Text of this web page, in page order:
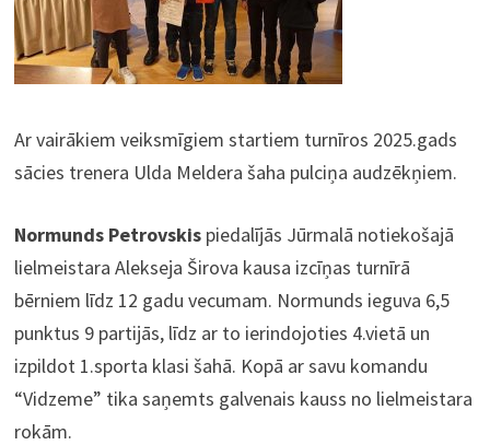
Ar vairākiem veiksmīgiem startiem turnīros 2025.gads
sācies trenera Ulda Meldera šaha pulciņa audzēkņiem.
Normunds Petrovskis piedalījās Jūrmalā notiekošajā
lielmeistara Alekseja Širova kausa izcīņas turnīrā
bērniem līdz 12 gadu vecumam. Normunds ieguva 6,5
punktus 9 partijās, līdz ar to ierindojoties 4.vietā un
izpildot 1.sporta klasi šahā. Kopā ar savu komandu
“Vidzeme” tika saņemts galvenais kauss no lielmeistara
rokām.